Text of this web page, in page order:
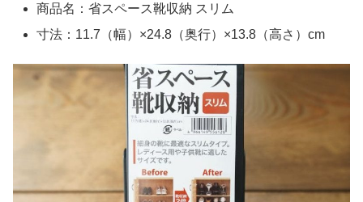
商品名：省スペース靴収納 スリム
寸法：11.7（幅）×24.8（奥行）×13.8（高さ）cm